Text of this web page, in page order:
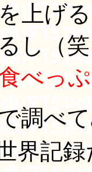
上げ
し（
べっ
調べ
界記